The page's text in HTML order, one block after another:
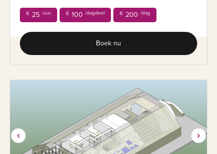
€ 25 /uur € 100 /dagdeel € 200 /dag
Boek nu